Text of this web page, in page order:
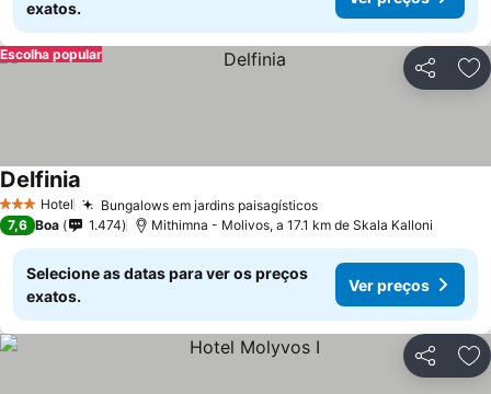
exatos.
Partilhar
Escolha popular
3 EstrelasHotel Bungalows em jardins paisagísticos
Delfinia
7,6 Boa 1.474 Mithimna - Molivos, a 17.1 km de Skala Kalloni
Selecione as datas para ver os preços
exatos.
Ver preços
Partilhar